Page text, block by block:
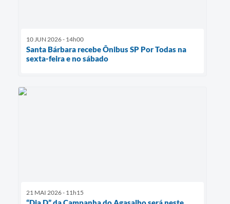
10 JUN 2026 - 14h00
Santa Bárbara recebe Ônibus SP Por Todas na
sexta-feira e no sábado
21 MAI 2026 - 11h15